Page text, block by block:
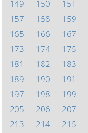
149
150 151
157
158 159
165
166 167
173
174 175
181
182 183
189
190 191
197
198 199
205
206 207
213
214 215